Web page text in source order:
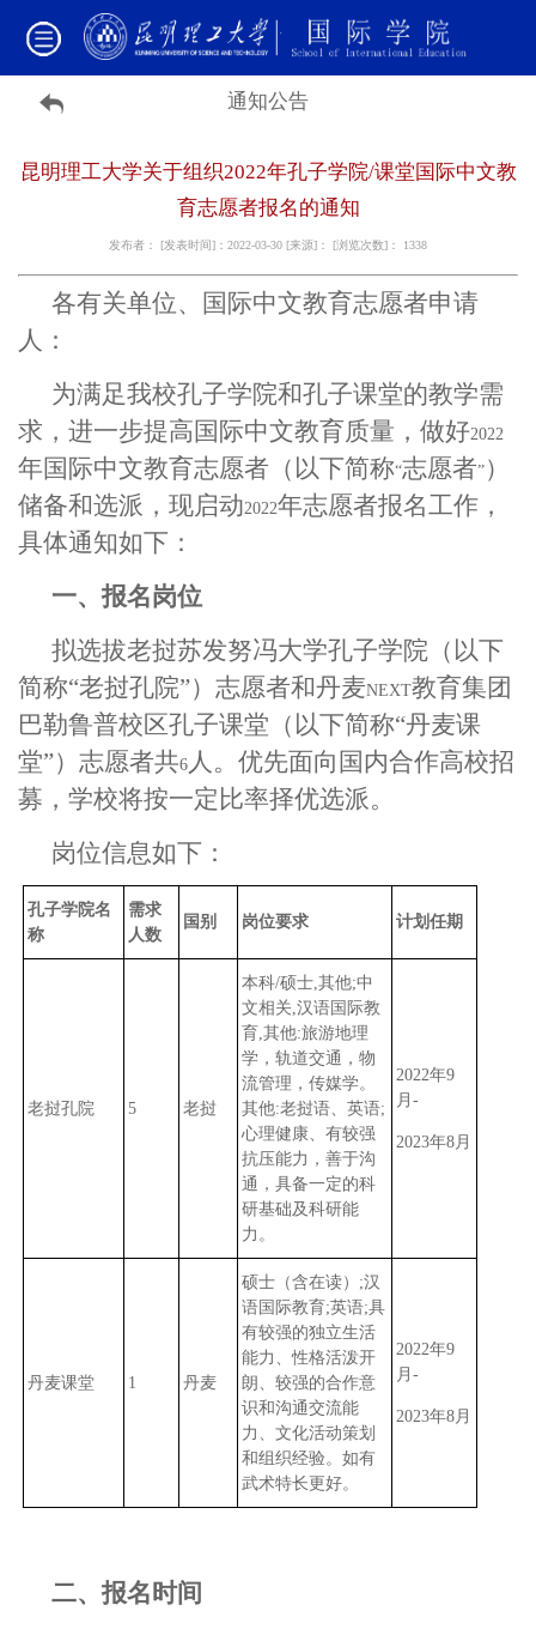
通知公告
昆明理工大学关于组织2022年孔子学院/课堂国际中文教
育志愿者报名的通知
发布者： [发表时间]：2022-03-30 [来源]： [浏览次数]： 1338
各有关单位、国际中文教育志愿者申请
人：
为满足我校孔子学院和孔子课堂的教学需
求，进一步提高国际中文教育质量 ， 做好2022
年国际中文教育志愿者（以下简称“志愿者” ）
储备和选派，现启动2022年志愿者报名工作，
具体通知如下：
一、报名岗位
拟选拔老挝苏发努冯大学孔子学院（以下
简称“老挝孔院”）志愿者和丹麦NEXT教育集团
巴勒鲁普校区孔子课堂（以下简称“丹麦课
堂”）志愿者共6 人。优先面向国内合作高校招
募，学校将按一定比率择优选派。
岗位信息如下：
孔子学院名
称
需求
人数
国别 岗位要求 计划任期
老挝孔院 5 老挝
本科/硕士,其他;中
文相关,汉语国际教
育,其他:旅游地理
学，轨道交通，物
流管理，传媒学。
其他:老挝语、英语;
心理健康、有较强
抗压能力，善于沟
通，具备一定的科
研基础及科研能
力。
2022年9
月 -
2023年8月
丹麦课堂 1 丹麦
硕士（含在读） ;汉
语国际教育;英语;具
有较强的独立生活
能力、性格活泼开
朗、较强的合作意
识和沟通交流能
力、文化活动策划
和组织经验。如有
武术特长更好。
2022年9
月 -
2023年8月
二、报名时间